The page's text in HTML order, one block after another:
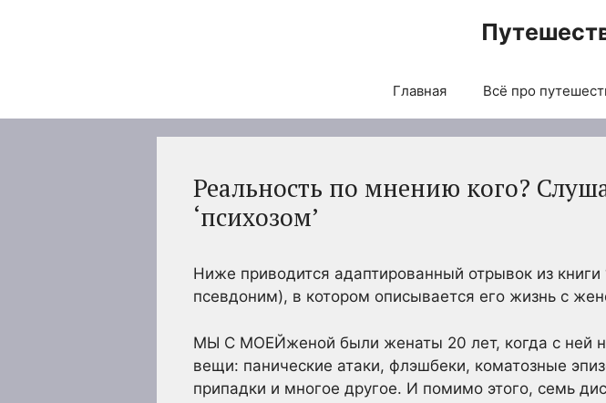
Главная Всё про
Реальность по мнению кого?
‘психозом’
Ниже приводится адаптированный отрывок из
псевдоним), в котором описывается его жизнь с
МЫ С МОЕЙженой были женаты 20 лет, когда с ней
вещи: панические атаки, флэшбеки, коматозные
припадки и многое другое. И помимо этого, семь